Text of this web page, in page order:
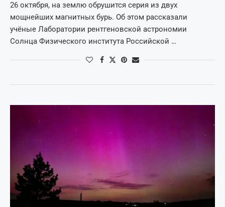
26 октября, на землю обрушится серия из двух
мощнейших магнитных бурь. Об этом рассказали
учёные Лаборатории рентгеновской астрономии
Солнца Физического института Российской …